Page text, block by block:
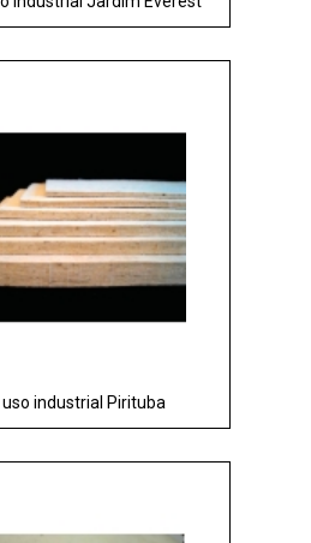
industrial Pirituba